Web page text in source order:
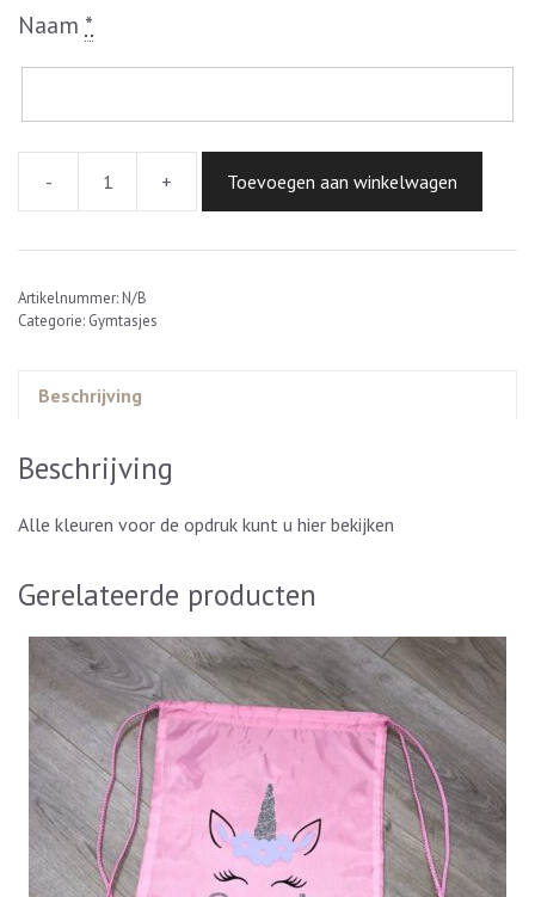
Naam *
-
Gymtasje
naam
+ Toevoegen aan winkelwagen
Artikelnummer: N/B
Categorie: Gymtasjes
Beschrijving
Beschrijving
Alle kleuren voor de opdruk kunt u hier bekijken
Gerelateerde producten
product
heeft
meerdere
variaties.
Deze
optie
kan
gekozen